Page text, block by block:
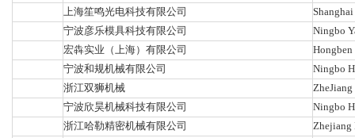
上海笙鸣光电科技有限公司
宁波彦乐模具科技有限公司
Ningbo
宏犇实业（上海）有限公司
宁波和规机械有限公司
Ningbo
浙江双狮机械
宁波欣昊机械科技有限公司
Ningbo
浙江哈勒精密机械有限公司
Zhejiang